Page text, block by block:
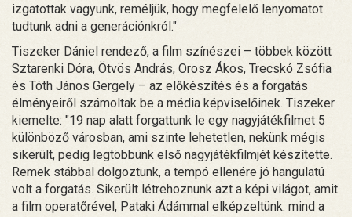
izgatottak vagyunk, reméljük, hogy megfelelő lenyomatot
tudtunk adni a generációnkról."
Tiszeker Dániel rendező, a film színészei – többek között
Sztarenki Dóra, Ötvös András, Orosz Ákos, Trecskó Zsófia
és Tóth János Gergely – az előkészítés és a forgatás
élményeiről számoltak be a média képviselőinek. Tiszeker
kiemelte: "19 nap alatt forgattunk le egy nagyjátékfilmet 5
különböző városban, ami szinte lehetetlen, nekünk mégis
sikerült, pedig legtöbbünk első nagyjátékfilmjét készítette.
Remek stábbal dolgoztunk, a tempó ellenére jó hangulatú
volt a forgatás. Sikerült létrehoznunk azt a képi világot, amit
a film operatőrével, Pataki Ádámmal elképzeltünk: mind a